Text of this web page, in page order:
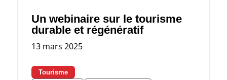
Un webinaire sur le tourisme
durable et régénératif
13 mars 2025
Tourisme